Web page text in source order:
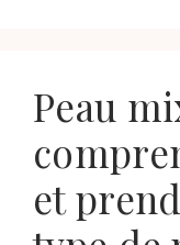
Peau
et